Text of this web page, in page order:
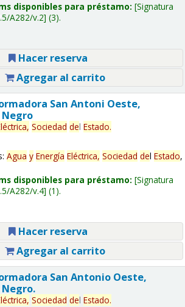
disponibles para préstamo: Signatura
A282/v.2 (3).
Hacer reserva
Agregar al carrito
San Antoni Oeste,
Sociedad del Estado.
Agua y Energía Eléctrica, Sociedad del Estado,
disponibles para préstamo: Signatura
A282/v.4 (1).
Hacer reserva
Agregar al carrito
San Antonio Oeste,
Sociedad del Estado.